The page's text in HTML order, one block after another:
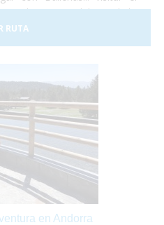
las aguas del Canal de
indiferente... el Turismo
RUTA
en Andorra